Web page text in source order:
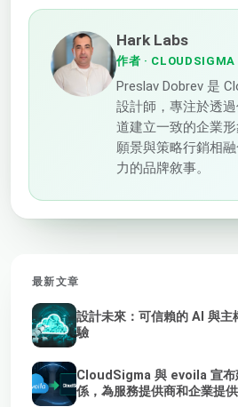
Hark Labs
作者 · CLOUDSIGMA
Preslav Dobrev 是
設計師，專注於透
道建立一致的企業
願景與策略行銷相
力的品牌敘事。
最新文章
設計未來：可信賴的 AI 與主
驗
CloudSigma 與 evoila 宣布
係，為服務提供商和企業提